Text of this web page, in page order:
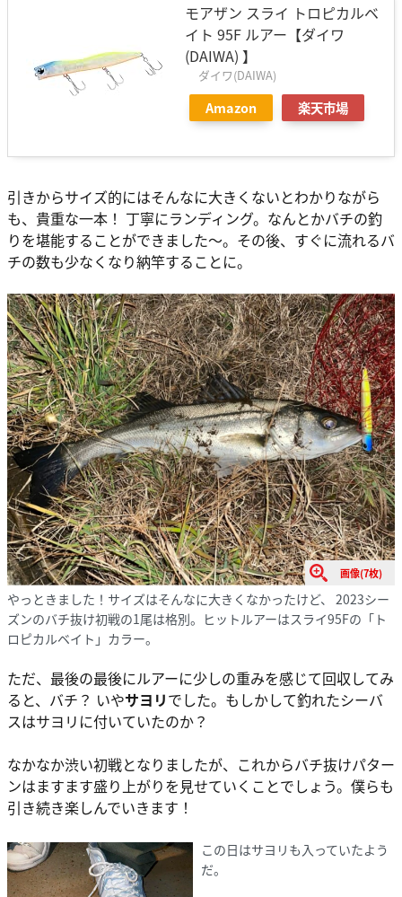
モアザン スライ トロピカルベ
イト 95F ルアー【ダイワ
(DAIWA) 】
ダイワ(DAIWA)
Amazon 楽天市場
引きからサイズ的にはそんなに大きくないとわかりながら
も、貴重な一本！ 丁寧にランディング。なんとかバチの釣
りを堪能することができました〜。その後、すぐに流れるバ
チの数も少なくなり納竿することに。
画像(7枚)
やっときました！サイズはそんなに大きくなかったけど、 2023シー
ズンのバチ抜け初戦の1尾は格別。ヒットルアーはスライ95Fの「ト
ロピカルベイト」カラー。
ただ、最後の最後にルアーに少しの重みを感じて回収してみ
ると、バチ？ いやサヨリでした。もしかして釣れたシーバ
スはサヨリに付いていたのか？
なかなか渋い初戦となりましたが、これからバチ抜けパター
ンはますます盛り上がりを見せていくことでしょう。僕らも
引き続き楽しんでいきます！
この日はサヨリも入っていたよう
だ。